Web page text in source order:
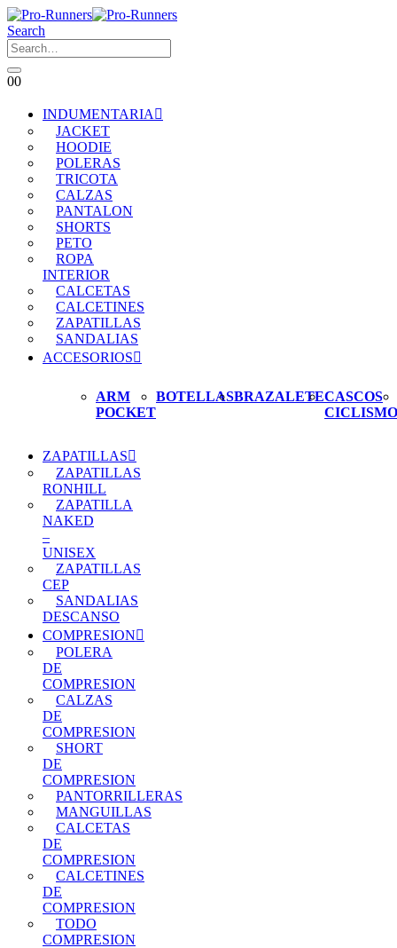
Search
00
INDUMENTARIA
JACKET
HOODIE
POLERAS
TRICOTA
CALZAS
PANTALON
SHORTS
PETO
ROPA
INTERIOR
CALCETAS
CALCETINES
ZAPATILLAS
SANDALIAS
ACCESORIOS
ARM
POCKET
BOTELLASBRAZALETECASCOS
CICLISMO
ZAPATILLAS
ZAPATILLAS
RONHILL
ZAPATILLA
NAKED
–
UNISEX
ZAPATILLAS
CEP
SANDALIAS
DESCANSO
COMPRESION
POLERA
DE
COMPRESION
CALZAS
DE
COMPRESION
SHORT
DE
COMPRESION
PANTORRILLERAS
MANGUILLAS
CALCETAS
DE
COMPRESION
CALCETINES
DE
COMPRESION
TODO
COMPRESION